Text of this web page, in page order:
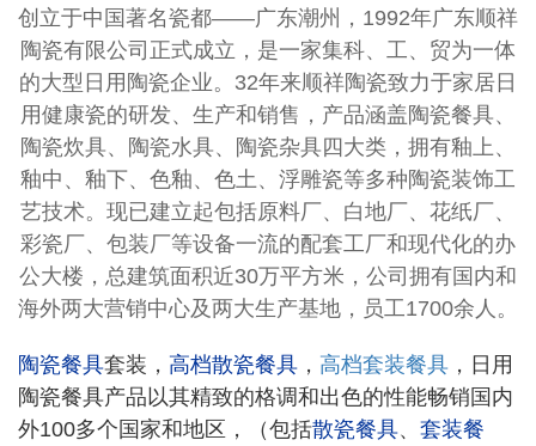
创立于中国著名瓷都——广东潮州， 1992年广东顺祥
陶瓷有限公司正式成立 ，是一家集科、工、贸为一体
的大型日用陶瓷企业。32年来顺祥陶瓷致力于家居日
用健康瓷的研发、生产和销售，产品涵盖陶瓷餐具、
陶瓷炊具、陶瓷水具、陶瓷杂具四大类， 拥有釉上、
釉中、釉下、色釉、色土、浮雕瓷等多种陶瓷装饰工
艺技术。现已建立起包括原料厂、白地厂、花纸厂、
彩瓷厂、包装厂等设备一流的配套工厂和现代化的办
公大楼，总建筑面积近30万平方米，公司拥有国内和
海外两大营销中心及两大生产基地，员工1700余人。
陶瓷餐具套装， 高档散瓷餐具 ， 高档套装餐具 ，日用
陶瓷餐具产品以其精致的格调和出色的性能畅销国内
外100多个国家和地区，（包括散瓷餐具、 套装餐